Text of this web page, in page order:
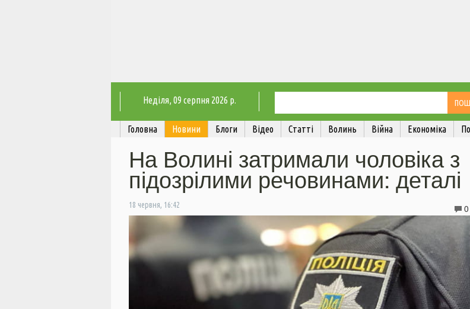
Неділя, 09 серпня 2026 р.
Головна Новини Блоги Відео Статті Волинь Війна Економіка
На Волині затримали чоловіка з
підозрілими речовинами: деталі
18 червня, 16:42 0